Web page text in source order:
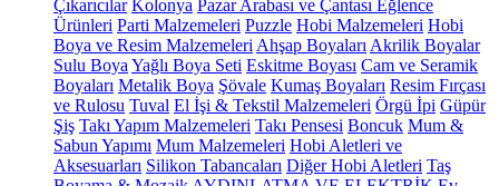
Çıkarıcılar Kolonya Pazar Arabası ve Çantası Eğlence
Ürünleri Parti Malzemeleri Puzzle Hobi Malzemeleri Hobi
Boya ve Resim Malzemeleri Ahşap Boyaları Akrilik Boyalar
Sulu Boya Yağlı Boya Seti Eskitme Boyası Cam ve Seramik
Boyaları Metalik Boya Şövale Kumaş Boyaları Resim Fırçası
ve Rulosu Tuval El İşi & Tekstil Malzemeleri Örgü İpi Güpür
Şiş Takı Yapım Malzemeleri Takı Pensesi Boncuk Mum &
Sabun Yapımı Mum Malzemeleri Hobi Aletleri ve
Aksesuarları Silikon Tabancaları Diğer Hobi Aletleri Taş